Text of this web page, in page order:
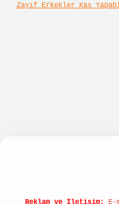
Zayıf Erkekler Kas
Reklam ve İletişim: